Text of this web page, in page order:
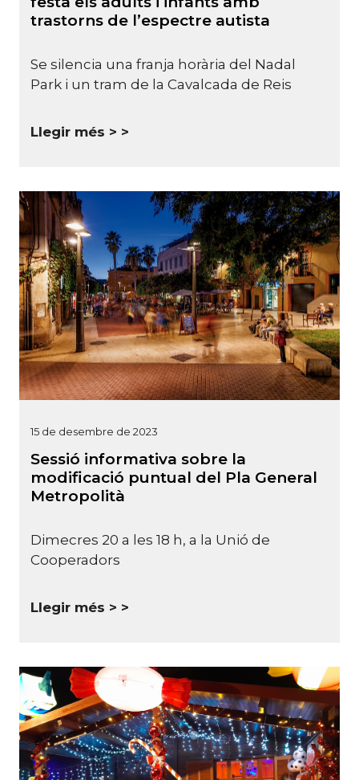
trastorns de l’espectre autista
Se silencia una franja horària del Nadal
Park i un tram de la Cavalcada de Reis
Llegir més >
15 de desembre de 2023
Sessió informativa sobre la
modificació puntual del Pla General
Metropolità
Dimecres 20 a les 18 h, a la Unió de
Cooperadors
Llegir més >